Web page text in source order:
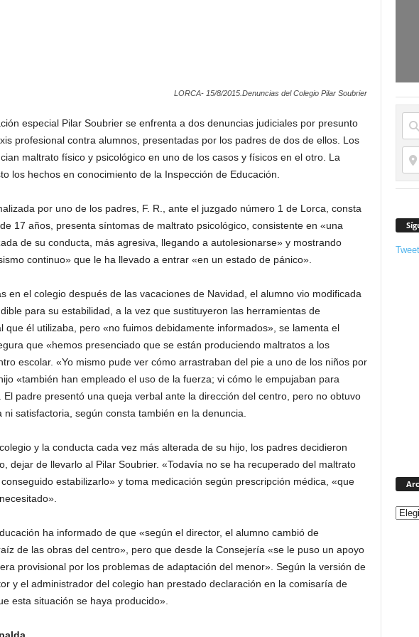
LORCA- 15/8/2015.Denuncias del Colegio Pilar Soubrier
especial Pilar Soubrier se enfrenta a dos denuncias judiciales por presunto
profesional contra alumnos, presentadas por los padres de dos de ellos. Los
maltrato físico y psicológico en uno de los casos y físicos en el otro. La
los hechos en conocimiento de la Inspección de Educación.
por uno de los padres, F. R., ante el juzgado número 1 de Lorca, consta
17 años, presenta síntomas de maltrato psicológico, consistente en «una
de su conducta, más agresiva, llegando a autolesionarse» y mostrando
continuo» que le ha llevado a entrar «en un estado de pánico».
en el colegio después de las vacaciones de Navidad, el alumno vio modificada
para su estabilidad, a la vez que sustituyeron las herramientas de
que él utilizaba, pero «no fuimos debidamente informados», se lamenta el
que «hemos presenciado que se están produciendo maltratos a los
escolar. «Yo mismo pude ver cómo arrastraban del pie a uno de los niños por
«también han empleado el uso de la fuerza; vi cómo le empujaban para
padre presentó una queja verbal ante la dirección del centro, pero no obtuvo
ni satisfactoria, según consta también en la denuncia.
y la conducta cada vez más alterada de su hijo, los padres decidieron
dejar de llevarlo al Pilar Soubrier. «Todavía no se ha recuperado del maltrato
estabilizarlo» y toma medicación según prescripción médica, «que
ha informado de que «según el director, el alumno cambió de
de las obras del centro», pero que desde la Consejería «se le puso un apoyo
provisional por los problemas de adaptación del menor». Según la versión de
y el administrador del colegio han prestado declaración en la comisaría de
esta situación se haya producido».